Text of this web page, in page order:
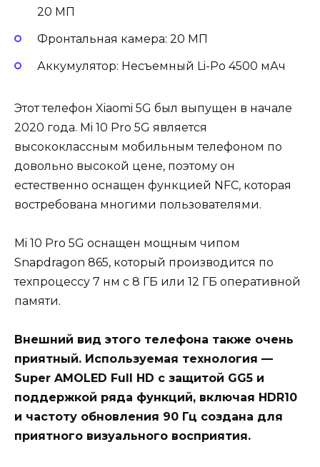
20 МП
Фронтальная камера: 20 МП
Аккумулятор: Несъемный Li-Po 4500 мАч
Этот телефон Xiaomi 5G был выпущен в начале
2020 года. Mi 10 Pro 5G является
высококлассным мобильным телефоном по
довольно высокой цене, поэтому он
естественно оснащен функцией NFC, которая
востребована многими пользователями.
Mi 10 Pro 5G оснащен мощным чипом
Snapdragon 865, который производится по
техпроцессу 7 нм с 8 ГБ или 12 ГБ оперативной
памяти.
Внешний вид этого телефона также очень
приятный. Используемая технология —
Super AMOLED Full HD с защитой GG5 и
поддержкой ряда функций, включая HDR10
и частоту обновления 90 Гц создана для
приятного визуального восприятия.